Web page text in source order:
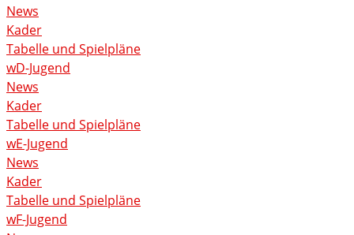
News
Kader
Tabelle und Spielpläne
wD-Jugend
News
Kader
Tabelle und Spielpläne
wE-Jugend
News
Kader
Tabelle und Spielpläne
wF-Jugend